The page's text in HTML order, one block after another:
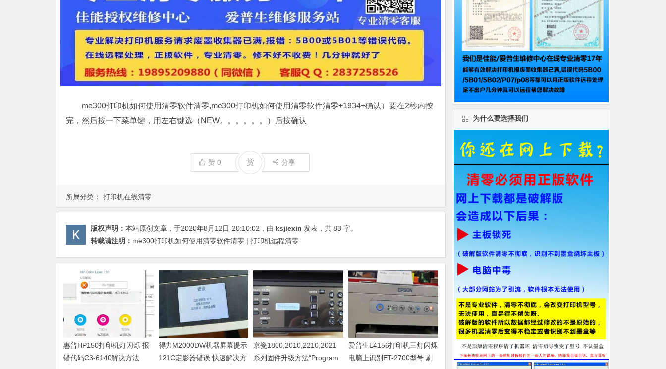
所属分类： 打印机在线清零
me300打印机如何使用清零软件清零,me300打印机如何使用清零软件清零+1934+确认）要在2秒内按
完，然后按一下菜单键，用左右键选（NEW。。。。。。）后按确认
赞 0 赏 分享
版权声明： 本站原创文章，于2020年8月12日 20:10:02 ，由 ksjiexin 发表，共 83 字。
转载请注明： me300打印机如何使用清零软件清零 | 打印机远程清零
惠普HP150打印机灯闪烁 报
错代码C3-6140解决方法
得力M2000DW机器屏幕提示
121C定影器错误 快速解决方
京瓷1800,2010,2210,2021
系列固件升级方法“Program
爱普生L4156打印机三灯闪烁
电脑上识别ET-2700型号 刷
为什么要选择我们